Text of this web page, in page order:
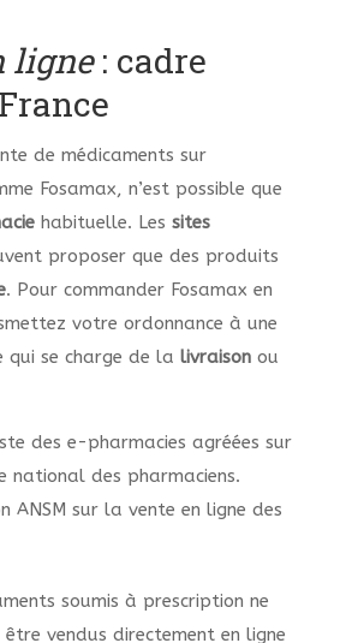
ligne: cadre
de médicaments sur
Fosamax, n’est possible que
habituelle. Les sites
proposer que des produits
. Pour commander Fosamax en
votre ordonnance à une
qui se charge de la livraisonou
des e-pharmacies agréées sur
national des pharmaciens.
ANSM sur la vente en ligne des
soumis à prescription ne
vendus directement en ligne